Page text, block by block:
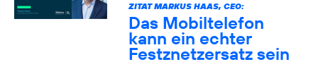
ZITAT MARKUS HAAS, CEO:
Das Mobiltelefon
kann ein echter
Festznetzersatz sein